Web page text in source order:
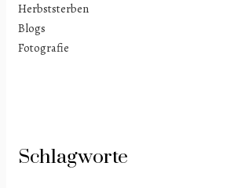
Herbststerben
Blogs
Fotografie
Schlagworte